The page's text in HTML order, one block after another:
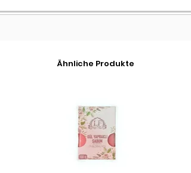
Ähnliche Produkte